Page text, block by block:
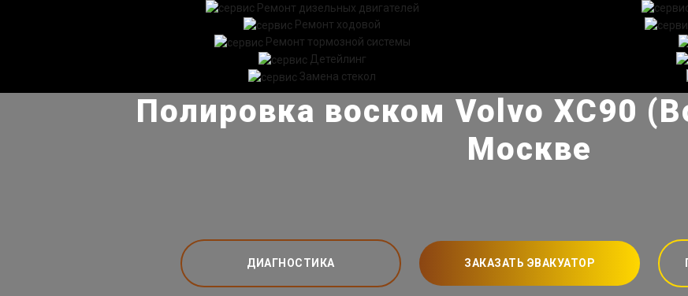
Ремонт дизельных двигателей
Ремонт ходовой
Ремонт тормозной системы
Детейлинг
Замена стекол
Полировка воском Volvo XC90
Москве
ДИАГНОСТИКА ЗАКАЗАТЬ ЭВАКУАТОР